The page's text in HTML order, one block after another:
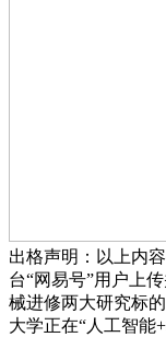
出格声明：以上内
台“网易号”用户上
械进修两大研究标
大学正在“人工智能